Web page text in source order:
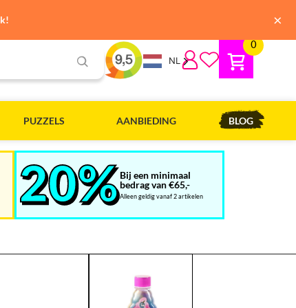
NL
0
PUZZELS AANBIEDING BLOG
Bij een minimaal
bedrag van €65,-
Alleen geldig vanaf 2 artikelen
×